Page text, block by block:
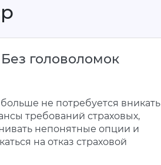
Без головоломок
не потребуется вникать
требований страховых,
непонятные опции и
на отказ страховой